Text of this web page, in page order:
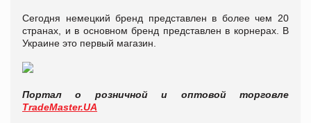
Сегодня немецкий бренд представлен в более чем 20
странах, и в основном бренд представлен в корнерах. В
Украине это первый магазин.
Портал о розничной и оптовой торговле
TradeMaster.UA